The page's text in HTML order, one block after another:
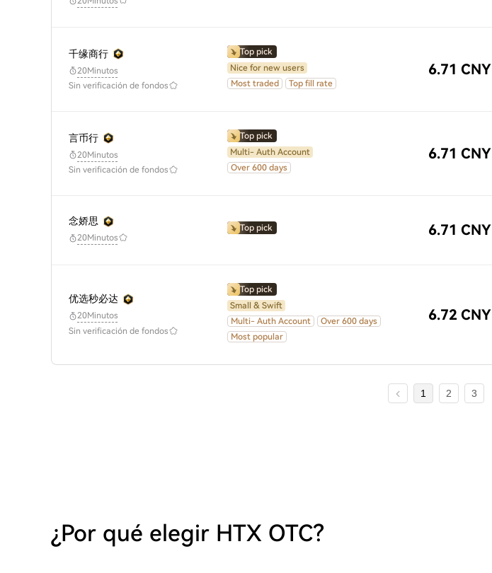
千缘商行
20Minutos
Sin verificación de fondos
Top pick
Nice for new users
Most traded
Top fill rate
6.71 CNY
言币行
20Minutos
Sin verificación de fondos
Top pick
Multi- Auth Account
Over 600 days
6.71 CNY
念娇思
20Minutos
Top pick 6.71 CNY
优选秒必达
20Minutos
Sin verificación de fondos
Top pick
Small & Swift
Multi- Auth Account
Over 600 days
Most popular
6.72 CNY
1 2 3
¿Por qué elegir HTX OTC?